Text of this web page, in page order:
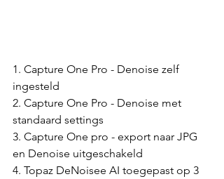
1. Capture One Pro - Denoise zelf
ingesteld
2. Capture One Pro - Denoise met
standaard settings
3. Capture One pro - export naar JPG
en Denoise uitgeschakeld
4. Topaz DeNoisee AI toegepast op 3